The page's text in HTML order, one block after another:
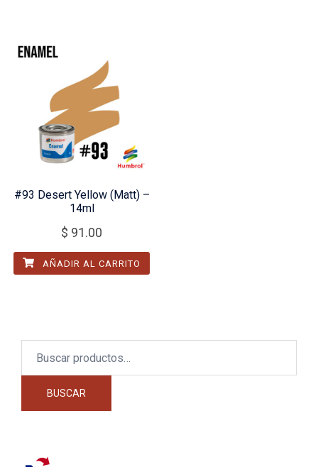
#93 Desert Yellow (Matt) –
14ml
$ 91.00
AÑADIR AL CARRITO
BUSCAR